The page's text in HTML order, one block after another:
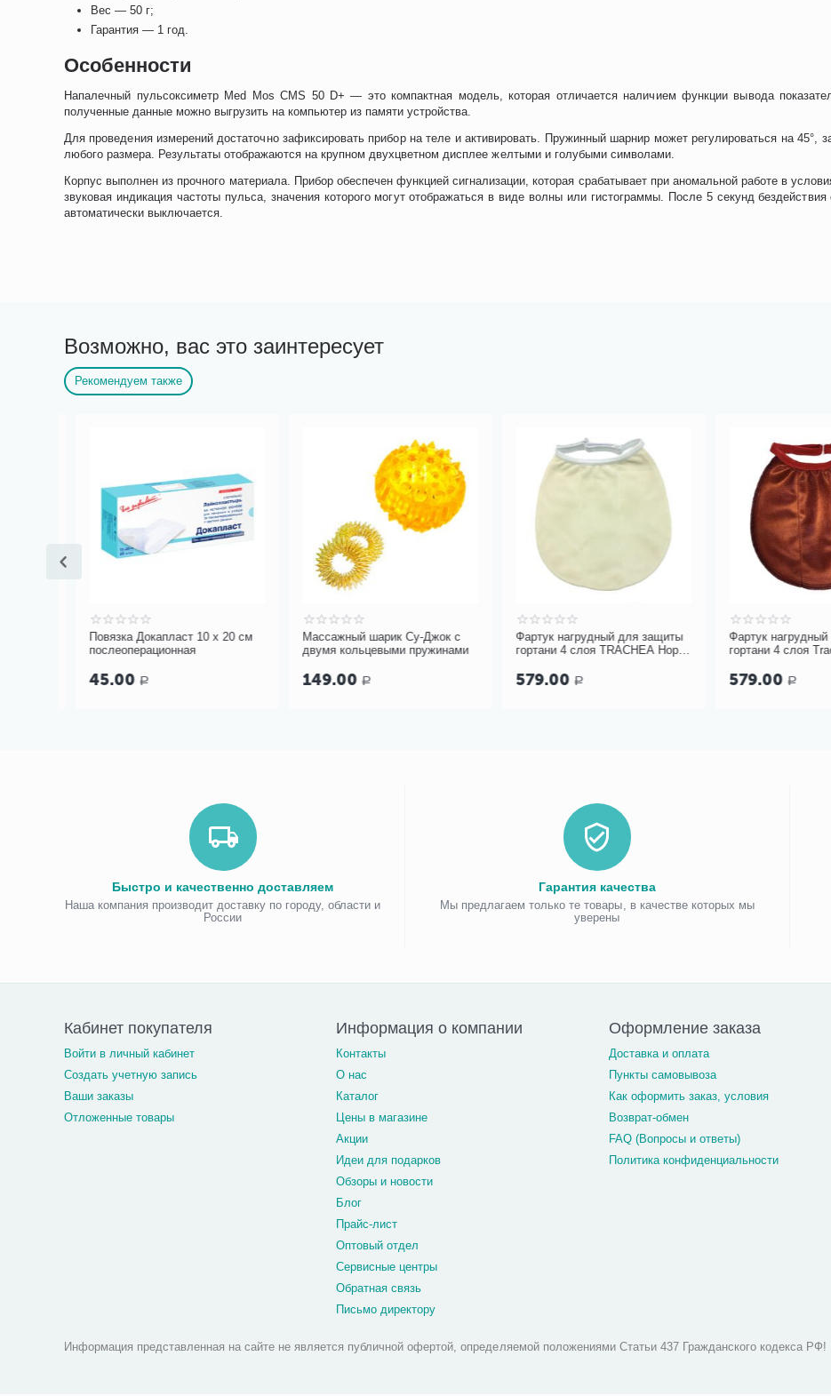
Вес — 50 г;
Гарантия — 1 год.
Особенности
Напалечный пульсоксиметр Med Mos CMS 50 D+ — это компактная модель, которая отличается наличием функции вывода
полученные данные можно выгрузить на компьютер из памяти устройства.
Для проведения измерений достаточно зафиксировать прибор на теле и активировать. Пружинный шарнир может регулироваться на 45°,
любого размера. Результаты отображаются на крупном двухцветном дисплее желтыми и голубыми символами.
Корпус выполнен из прочного материала. Прибор обеспечен функцией сигнализации, которая срабатывает при аномальной работе в
звуковая индикация частоты пульса, значения которого могут отображаться в виде волны или гистограммы. После 5 секунд
автоматически выключается.
Возможно, вас это заинтересует
Рекомендуем также
Повязка Докапласт 10 х 20 см
послеоперационная
45.00 Р
Массажный шарик Су-Джок с
двумя кольцевыми пружинами
149.00 Р
Фартук нагрудный для защиты
гортани 4 слоя TRACHEA Норм,
579.00 Р
Фартук нагрудный
гортани 4 слоя
579.00 Р
Быстро и качественно доставляем
Наша компания производит доставку по городу, области и
России
Гарантия качества
Мы предлагаем только те товары, в качестве которых мы
уверены
Кабинет покупателя
Войти в личный кабинет
Создать учетную запись
Ваши заказы
Отложенные товары
Информация о компании
Контакты
О нас
Каталог
Цены в магазине
Акции
Идеи для подарков
Обзоры и новости
Блог
Прайс-лист
Оптовый отдел
Сервисные центры
Обратная связь
Письмо директору
Оформление заказа
Доставка и оплата
Пункты самовывоза
Как оформить заказ, условия
Возврат-обмен
FAQ (Вопросы и ответы)
Политика конфиденциальности
Информация представленная на сайте не является публичной офертой, определяемой положениями Статьи 437 Гражданского кодекса РФ!